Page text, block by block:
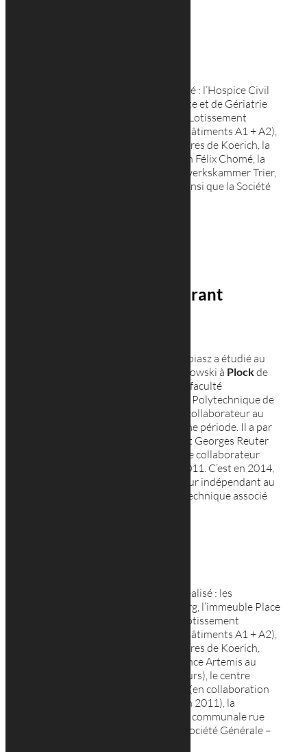
Concernant ses projets, Luc a réalisé : l’Hospice Civil
du Pfaffenthal, la Maison de Retraite et de Gériatrie
de Hamm, les Fonds du Logement (Lotissement
« Carmel » à Luxembourg-Cents – Bâtiments A1 + A2),
l’extension des constructions scolaires de Koerich, la
Nouvelle Résidence de la Fondation Félix Chomé, la
Maison de Soins à Hamm, le Handwerkskammer Trier,
le centre scolaire et sportif Cents ainsi que la Société
Tobiasz Lebkowski : gérant
en 1978, Tobiasz a étudié au
Lycée Général de Stanislaw Malachowski à Plockde
1993 à 1997. Diplômé en 2002 à la faculté
d’Architecture de l’école supérieure Polytechnique de
, Tobiasz à également été collaborateur au
cabinet Staner Architectes à la même période. Il a par
la suite effectué un stage au cabinet Georges Reuter
en 2003 avant de devenir architecte collaborateur
indépendant de 2004 à 2011. En 2011. C’est en 2014,
qu’il devient architecte collaborateur indépendant au
cabinet Georges Reuter et gérant technique associé
Concernant ses projets Tobiasz a réalisé : les
Résidences Buddleia au Luxembourg, l’immeuble Place
de Paris, les Fonds du Logement (Lotissement
« Carmel » à Luxembourg-Cents – Bâtiments A1 + A2),
l’extension des constructions scolaires de Koerich,
Maison de Soins à Hamm. la résidence Artemis au
Kirchberg (projet lauréat du concours), le centre
pénitentiaire Uechterhaff à Sanem (en collaboration
avec Christian Bauer Architectes en 2011), la
Handwerkskammer Trier, la Crèche communale rue
Marshall à Luxembourg-Ville et la Société Générale –